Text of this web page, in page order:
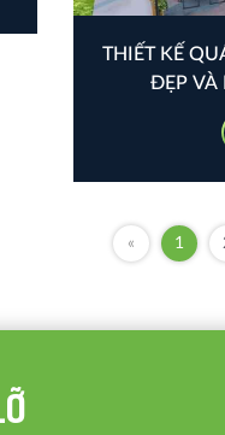
THIẾT KẾ
ĐẸP VÀ
« 1